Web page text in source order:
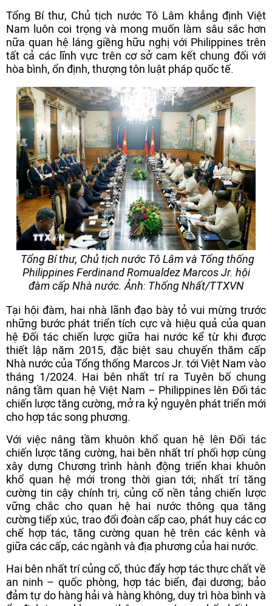
Tổng Bí thư, Chủ tịch nước Tô Lâm khẳng định Việt
Nam luôn coi trọng và mong muốn làm sâu sắc hơn
nữa quan hệ láng giềng hữu nghị với Philippines trên
tất cả các lĩnh vực trên cơ sở cam kết chung đối với
hòa bình, ổn định, thượng tôn luật pháp quốc tế.
Tổng Bí thư, Chủ tịch nước Tô Lâm và Tổng thống
Philippines Ferdinand Romualdez Marcos Jr. hội
đàm cấp Nhà nước. Ảnh: Thống Nhất/TTXVN
Tại hội đàm, hai nhà lãnh đạo bày tỏ vui mừng trước
những bước phát triển tích cực và hiệu quả của quan
hệ Đối tác chiến lược giữa hai nước kể từ khi được
thiết lập năm 2015, đặc biệt sau chuyến thăm cấp
Nhà nước của Tổng thống Marcos Jr. tới Việt Nam vào
tháng 1/2024. Hai bên nhất trí ra Tuyên bố chung
nâng tầm quan hệ Việt Nam – Philippines lên Đối tác
chiến lược tăng cường, mở ra kỷ nguyên phát triển mới
cho hợp tác song phương.
Với việc nâng tầm khuôn khổ quan hệ lên Đối tác
chiến lược tăng cường, hai bên nhất trí phối hợp cùng
xây dựng Chương trình hành động triển khai khuôn
khổ quan hệ mới trong thời gian tới; nhất trí tăng
cường tin cậy chính trị, củng cố nền tảng chiến lược
vững chắc cho quan hệ hai nước thông qua tăng
cường tiếp xúc, trao đổi đoàn cấp cao, phát huy các cơ
chế hợp tác, tăng cường quan hệ trên các kênh và
giữa các cấp, các ngành và địa phương của hai nước.
Hai bên nhất trí củng cố, thúc đẩy hợp tác thực chất về
an ninh – quốc phòng, hợp tác biển, đại dương; bảo
đảm tự do hàng hải và hàng không, duy trì hòa bình và